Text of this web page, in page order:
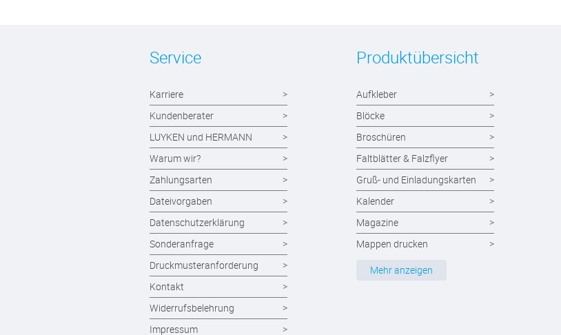
Produktübersicht
Aufkleber
Blöcke
Broschüren
Faltblätter & Falzflyer
Gruß- und Einladungskarten
Kalender
Magazine
Mappen drucken
Notizblöcke
Mehr anzeigen
Service
Karriere
Kundenberater
LUYKEN und HERMANN
Warum wir?
Zahlungsarten
Dateivorgaben
Datenschutzerklärung
Sonderanfrage
Druckmusteranforderung
Kontakt
Widerrufsbelehrung
Impressum